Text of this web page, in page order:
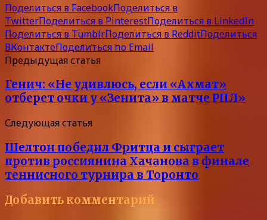
Поделиться в FacebookПоделиться в
TwitterПоделиться в PinterestПоделиться в LinkedIn
Поделиться в TumblrПоделиться в RedditПоделиться
ВКонтактеПоделиться по Email
Предыдущая статья
Генич: «Не удивлюсь, если «Ахмат»
отберет очки у «Зенита» в матче РПЛ»
Следующая статья
Шелтон победил Фритца и сыграет
против россиянина Хачанова в финале
теннисного турнира в Торонто
Добавить комментарий